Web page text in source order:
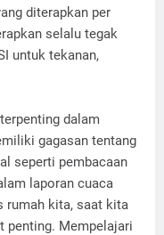
diterapkan per
selalu tegak
untuk tekanan,
dalam
gagasan tentang
seperti pembacaan
laporan cuaca
rumah kita, saat kita
penting. Mempelajari